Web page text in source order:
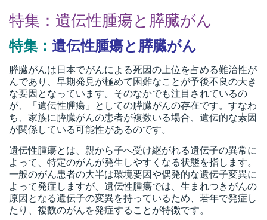
特集：遺伝性腫瘍と膵臓がん
特集： 遺伝性腫瘍と膵臓がん
膵臓がんは日本でがんによる死因の上位を占める難治性が
んであり、早期発見が極めて困難なことが予後不良の大き
な要因となっています。そのなかでも注目されているの
が、「遺伝性腫瘍」としての膵臓がんの存在です。すなわ
ち、家族に膵臓がんの患者が複数いる場合、遺伝的な素因
が関係している可能性があるのです。
遺伝性腫瘍とは、親から子へ受け継がれる遺伝子の異常に
よって、特定のがんが発生しやすくなる状態を指します。
一般のがん患者の大半は環境要因や偶発的な遺伝子変異に
よって発症しますが、遺伝性腫瘍では、生まれつきがんの
原因となる遺伝子の変異を持っているため、若年で発症し
たり、複数のがんを発症することが特徴です。